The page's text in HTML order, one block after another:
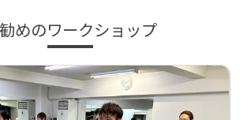
めのワークショップ